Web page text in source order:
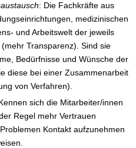
: Die Fachkräfte aus
medizinischen
und Arbeitswelt der jeweils
Transparenz). Sind sie
Bedürfnisse und Wünsche der
diese bei einer Zusammenarbeit
von Verfahren).
sich die Mitarbeiter/innen
Regel mehr Vertrauen
Kontakt aufzunehmen